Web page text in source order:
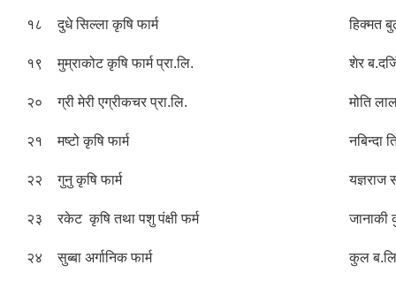
१८ दुधे सिल्ला कृषि फार्म हिक्मत
१९ मुम्राकोट कृषि फार्म प्रा.लि. शेर
२० ग्री मेरी एग्रीकचर प्रा.लि. मोति
२१ मष्टो कृषि फार्म नबिन्दा
२२ गुनु कृषि फार्म यज्ञराज
२३ रकेट कृषि तथा पशु पंक्षी फर्म जानाकी
२४ सुब्बा अर्गानिक फार्म कुल